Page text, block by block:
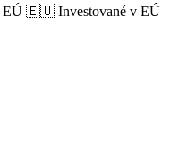
🇪🇺 Investované v EÚ